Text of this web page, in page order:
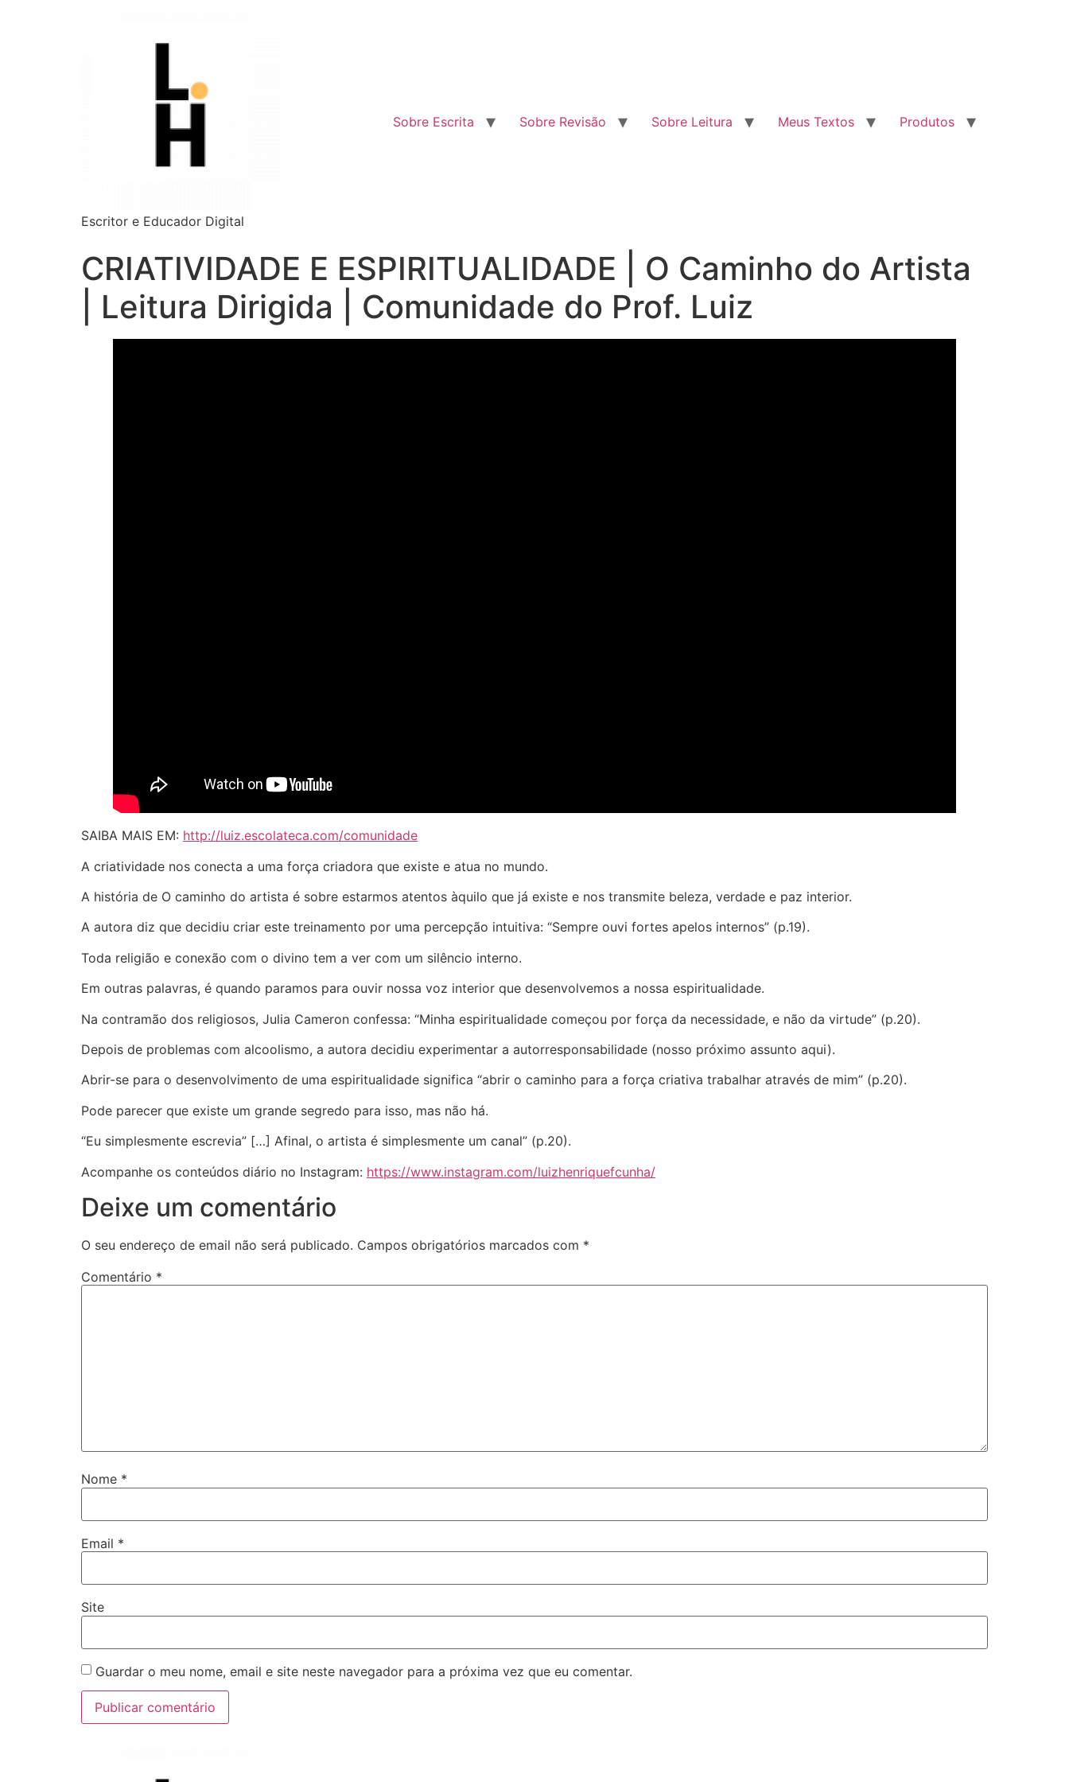
Escritor e Educador Digital
Sobre Escrita Sobre Revisão Sobre Leitura Meus Textos Produtos
CRIATIVIDADE E ESPIRITUALIDADE | O Caminho do Artista
| Leitura Dirigida | Comunidade do Prof. Luiz
SAIBA MAIS EM: http://luiz.escolateca.com/comunidade
A criatividade nos conecta a uma força criadora que existe e atua no mundo.
A história de O caminho do artista é sobre estarmos atentos àquilo que já existe e nos transmite beleza, verdade e paz interior.
A autora diz que decidiu criar este treinamento por uma percepção intuitiva: “Sempre ouvi fortes apelos internos” (p.19).
Toda religião e conexão com o divino tem a ver com um silêncio interno.
Em outras palavras, é quando paramos para ouvir nossa voz interior que desenvolvemos a nossa espiritualidade.
Na contramão dos religiosos, Julia Cameron confessa: “Minha espiritualidade começou por força da necessidade, e não da virtude” (p.20).
Depois de problemas com alcoolismo, a autora decidiu experimentar a autorresponsabilidade (nosso próximo assunto aqui).
Abrir-se para o desenvolvimento de uma espiritualidade significa “abrir o caminho para a força criativa trabalhar através de mim” (p.20).
Pode parecer que existe um grande segredo para isso, mas não há.
“Eu simplesmente escrevia” […] Afinal, o artista é simplesmente um canal” (p.20).
Acompanhe os conteúdos diário no Instagram: https://www.instagram.com/luizhenriquefcunha/
Deixe um comentário
O seu endereço de email não será publicado. Campos obrigatórios marcados com *
Comentário *
Nome *
Email *
Site
Guardar o meu nome, email e site neste navegador para a próxima vez que eu comentar.